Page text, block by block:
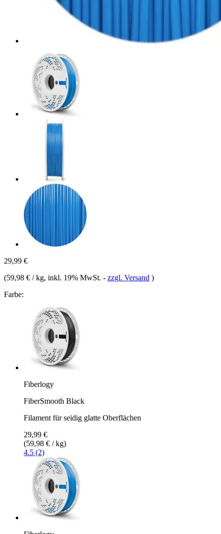
29,99 €
(59,98 € / kg, inkl. 19% MwSt. - zzgl. Versand )
Farbe:
Fiberlogy
FiberSmooth Black
Filament für seidig glatte Oberflächen
29,99 €
(59,98 € / kg)
4.5 (2)